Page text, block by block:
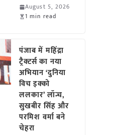
August 5, 2026
1 min read
पंजाब में महिंद्रा
ट्रैक्टर्स का नया
अभियान ‘दुनिया
विच इक्को
ललकार’ लॉन्च,
सुखबीर सिंह और
परमिश वर्मा बने
चेहरा